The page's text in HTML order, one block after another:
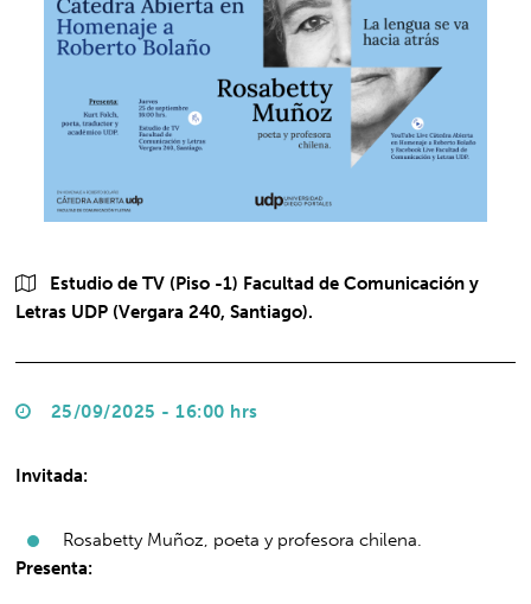
Estudio de TV (Piso -1) Facultad de Comunicación y
Letras UDP (Vergara 240, Santiago).
25/09/2025 - 16:00 hrs
Invitada:
Rosabetty Muñoz, poeta y profesora chilena.
Presenta: